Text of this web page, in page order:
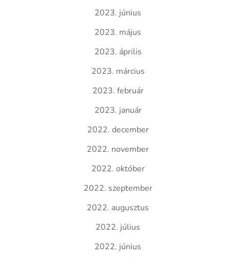
2023. június
2023. május
2023. április
2023. március
2023. február
2023. január
2022. december
2022. november
2022. október
2022. szeptember
2022. augusztus
2022. július
2022. június